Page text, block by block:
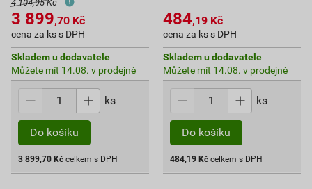
4 104,95 Kč
3 899,70 Kč
cena za ks s DPH
Skladem u dodavatele
Můžete mít 14.08. v prodejně
ks
Do košíku
3 899,70 Kč celkem s DPH
484,19 Kč
cena za ks s DPH
Skladem u dodavatele
Můžete mít 14.08. v prodejně
ks
Do košíku
484,19 Kč celkem s DPH